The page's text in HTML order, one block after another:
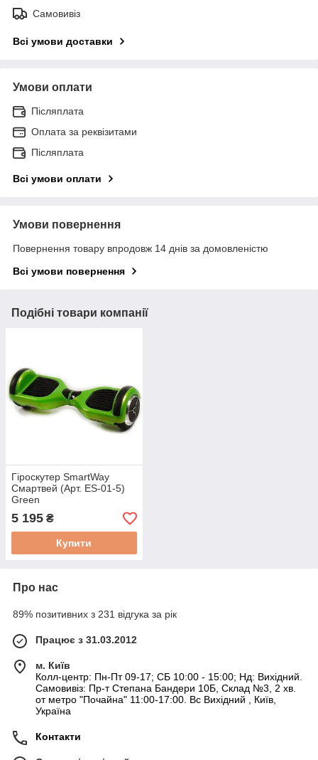
Самовивіз
Всі умови доставки
Умови оплати
Післяплата
Оплата за реквізитами
Післяплата
Всі умови оплати
Умови повернення
Повернення товару впродовж 14 днів за домовленістю
Всі умови повернення
Подібні товари компанії
Гіроскутер SmartWay
Смартвей (Арт. ES-01-5)
Green
5 195 ₴
Купити
Про нас
89% позитивних з 231 відгука за рік
Працює з 31.03.2012
м. Київ
Колл-центр: Пн-Пт 09-17; СБ 10:00 - 15:00; Нд: Вихідний.
Самовивіз: Пр-т Степана Бандери 10Б, Склад №3, 2 хв.
от метро "Почайна" 11:00-17:00. Вс Вихідний , Київ,
Україна
Контакти